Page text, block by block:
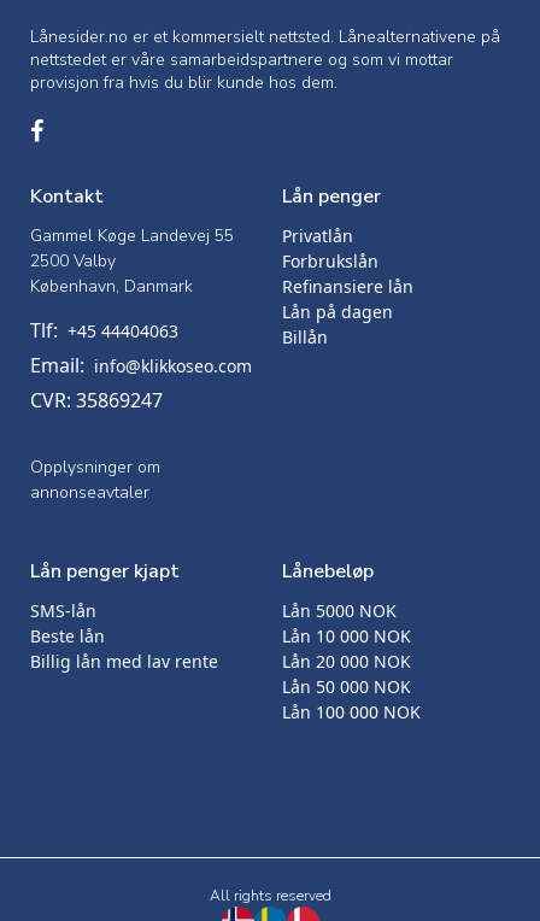
Lånesider.no er et kommersielt nettsted. Lånealternativene på
nettstedet er våre samarbeidspartnere og som vi mottar
provisjon fra hvis du blir kunde hos dem.
Kontakt
Gammel Køge Landevej 55
2500 Valby
København, Danmark
Tlf: +45 44404063
Email: info@klikkoseo.com
CVR: 35869247
Opplysninger om
annonseavtaler
Lån penger
Privatlån
Forbrukslån
Refinansiere lån
Lån på dagen
Billån
Lån penger kjapt
SMS-lån
Beste lån
Billig lån med lav rente
Lånebeløp
Lån 5000 NOK
Lån 10 000 NOK
Lån 20 000 NOK
Lån 50 000 NOK
Lån 100 000 NOK
All rights reserved